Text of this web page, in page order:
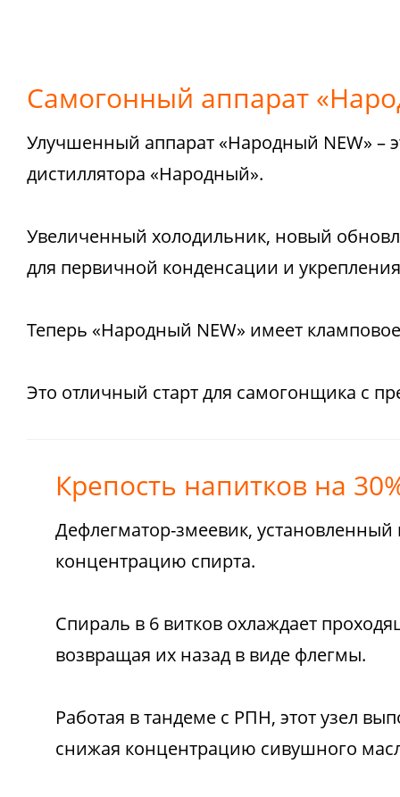
Самогонный аппарат
Улучшенный аппарат «Народный NEW» –
дистиллятора «Народный».
Увеличенный холодильник, новый
для первичной конденсации и
Теперь «Народный NEW» имеет
Это отличный старт для самогонщика с
Крепость напитков на
Дефлегматор-змеевик,
концентрацию спирта.
Спираль в 6 витков охлаждает
возвращая их назад в виде флегмы.
Работая в тандеме с РПН, этот узел
снижая концентрацию сивушного